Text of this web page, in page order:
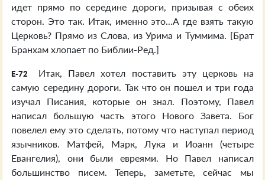
идет прямо по середине дороги, призывая с обеих
сторон. Это так. Итак, именно это...А где взять такую
Церковь? Прямо из Слова, из Урима и Туммима. [Брат
Бранхам хлопает по Библии-Ред.]
E-72
Итак, Павел хотел поставить эту церковь на
самую середину дороги. Так что он пошел и три года
изучал Писания, которые он знал. Поэтому, Павел
написал большую часть этого Нового Завета. Бог
повелел ему это сделать, потому что наступал период
язычников. Матфей, Марк, Лука и Иоанн (четыре
Евангелия), они были евреями. Но Павел написал
большинство писем. Теперь, заметьте, сейчас мы